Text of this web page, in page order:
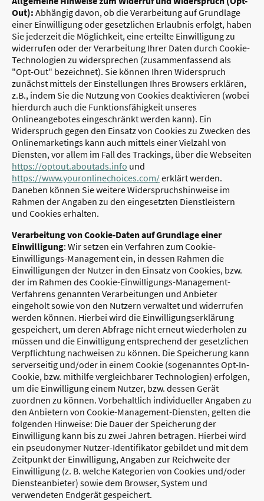
Out): Abhängig davon, ob die Verarbeitung auf Grundlage
einer Einwilligung oder gesetzlichen Erlaubnis erfolgt, haben
Sie jederzeit die Möglichkeit, eine erteilte Einwilligung zu
widerrufen oder der Verarbeitung Ihrer Daten durch Cookie-
Technologien zu widersprechen (zusammenfassend als
"Opt-Out" bezeichnet). Sie können Ihren Widerspruch
zunächst mittels der Einstellungen Ihres Browsers erklären,
z.B., indem Sie die Nutzung von Cookies deaktivieren (wobei
hierdurch auch die Funktionsfähigkeit unseres
Onlineangebotes eingeschränkt werden kann). Ein
Widerspruch gegen den Einsatz von Cookies zu Zwecken des
Onlinemarketings kann auch mittels einer Vielzahl von
Diensten, vor allem im Fall des Trackings, über die Webseiten
https://optout.aboutads.info und
https://www.youronlinechoices.com/erklärt werden.
Daneben können Sie weitere Widerspruchshinweise im
Rahmen der Angaben zu den eingesetzten Dienstleistern
und Cookies erhalten.
Verarbeitung von Cookie-Daten auf Grundlage einer
Einwilligung: Wir setzen ein Verfahren zum Cookie-
Einwilligungs-Management ein, in dessen Rahmen die
Einwilligungen der Nutzer in den Einsatz von Cookies, bzw.
der im Rahmen des Cookie-Einwilligungs-Management-
Verfahrens genannten Verarbeitungen und Anbieter
eingeholt sowie von den Nutzern verwaltet und widerrufen
werden können. Hierbei wird die Einwilligungserklärung
gespeichert, um deren Abfrage nicht erneut wiederholen zu
müssen und die Einwilligung entsprechend der gesetzlichen
Verpflichtung nachweisen zu können. Die Speicherung kann
serverseitig und/oder in einem Cookie (sogenanntes Opt-In-
Cookie, bzw. mithilfe vergleichbarer Technologien) erfolgen,
um die Einwilligung einem Nutzer, bzw. dessen Gerät
zuordnen zu können. Vorbehaltlich individueller Angaben zu
den Anbietern von Cookie-Management-Diensten, gelten die
folgenden Hinweise: Die Dauer der Speicherung der
Einwilligung kann bis zu zwei Jahren betragen. Hierbei wird
ein pseudonymer Nutzer-Identifikator gebildet und mit dem
Zeitpunkt der Einwilligung, Angaben zur Reichweite der
Einwilligung (z. B. welche Kategorien von Cookies und/oder
Diensteanbieter) sowie dem Browser, System und
verwendeten Endgerät gespeichert.